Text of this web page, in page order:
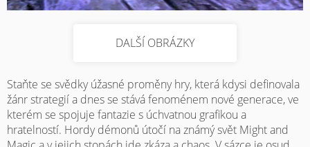
DALŠÍ OBRÁZKY
Staňte se svědky úžasné proměny hry, která kdysi definovala
žánr strategií a dnes se stává fenoménem nové generace, ve
kterém se spojuje fantazie s úchvatnou grafikou a
hratelností. Hordy démonů útočí na známý svět Might and